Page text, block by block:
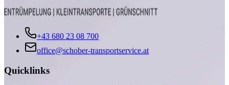
+43 680 23 08 700
office@schober-transportservice.at
Quicklinks